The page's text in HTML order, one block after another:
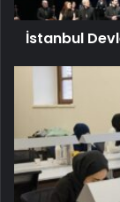
İstanbul